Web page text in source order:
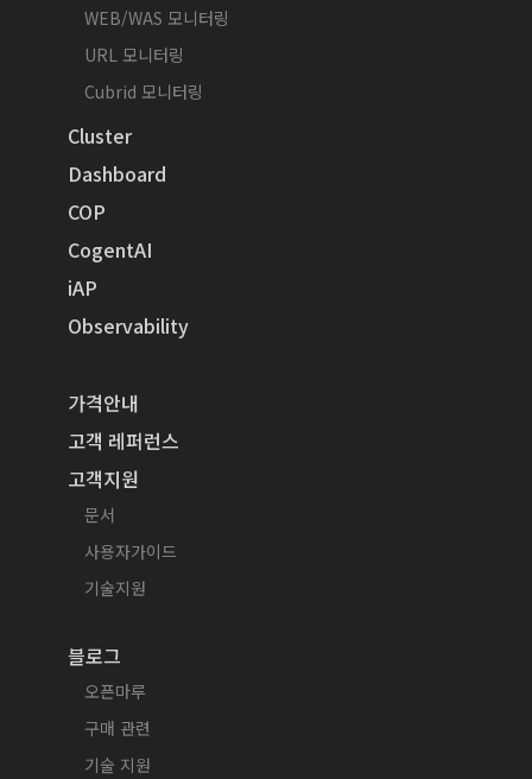
WEB/WAS 모니터링
URL 모니터링
Cubrid 모니터링
Cluster
Dashboard
COP
CogentAI
iAP
Observability
가격안내
고객 레퍼런스
고객지원
문서
사용자가이드
기술지원
블로그
오픈마루
구매 관련
기술 지원